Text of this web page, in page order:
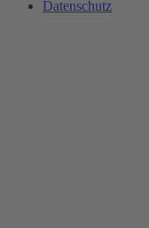
Datenschutz